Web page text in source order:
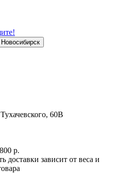
Новосибирск
60В
р.
доставки зависит от веса и